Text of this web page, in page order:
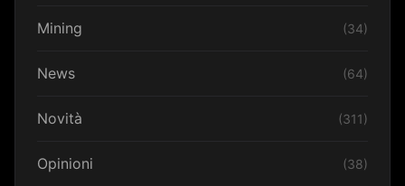
Mining (34)
News (64)
Novità (311)
Opinioni (38)